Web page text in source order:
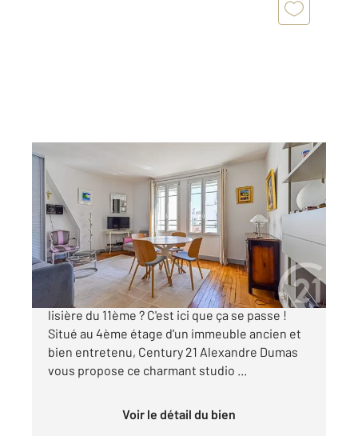
26,81 m
, 1 pièce
Ref : 15352
Appartement F1 à vendre
269 900 €
Un bain de lumière en dernier étage et à la
lisière du 11ème ? C'est ici que ça se passe !
Situé au 4ème étage d'un immeuble ancien et
bien entretenu, Century 21 Alexandre Dumas
vous propose ce charmant studio ...
Voir le détail du bien